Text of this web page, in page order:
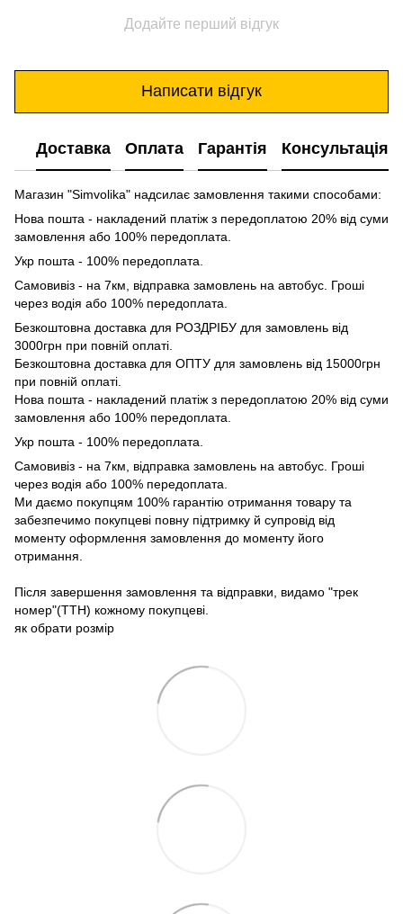
Додайте перший відгук
Написати відгук
Доставка Оплата Гарантія Консультація
Магазин "Simvolika" надсилає замовлення такими способами:
Нова пошта - накладений платіж з передоплатою 20% від суми
замовлення або 100% передоплата.
Укр пошта - 100% передоплата.
Самовивіз - на 7км, відправка замовлень на автобус. Гроші
через водія або 100% передоплата.
Безкоштовна доставка для РОЗДРІБУ для замовлень від
3000грн при повній оплаті.
Безкоштовна доставка для ОПТУ для замовлень від 15000грн
при повній оплаті.
Нова пошта - накладений платіж з передоплатою 20% від суми
замовлення або 100% передоплата.
Укр пошта - 100% передоплата.
Самовивіз - на 7км, відправка замовлень на автобус. Гроші
через водія або 100% передоплата.
Ми даємо покупцям 100% гарантію отримання товару та
забезпечимо покупцеві повну підтримку й супровід від
моменту оформлення замовлення до моменту його
отримання.
Після завершення замовлення та відправки, видамо "трек
номер"(ТТН) кожному покупцеві.
як обрати розмір